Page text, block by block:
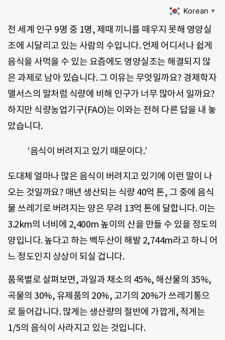
Korean ▼
전 세계 인구 9명 중 1명, 제때 끼니를 떼우지 못해 영양실
조에 시달리고 있는 사람의 수입니다. 언제 어디서나 쉽게
음식을 사먹을 수 있는 요즘에도 영양실조는 해결되지 않
은 과제로 남아 있습니다. 그 이유는 무엇일까요? 경제학자
맬서스의 말처럼 식량에 비해 인구가 너무 많아서 일까요?
하지만 식량농업기구(FAO)는 이와는 전혀 다른 답을 내 놓
았습니다.
‘음식이 버려지고 있기 때문이다.’
도대체 얼마나 많은 음식이 버려지고 있기에 이런 말이 나
오는 것일까요? 매년 생산되는 식량 40억 톤, 그 중에 음식
물 쓰레기로 버려지는 양은 무려 13억 톤에 달합니다. 이는
3.2km의 너비에 2,400m 높이의 산을 만들 수 있을 정도의
양입니다. 높다고 하는 백두산이 해발 2,744m라고 하니 어
느 정도인지 상상이 되실 겁니다.
품목별로 살펴보면, 과일과 채소의 45%, 해산물의 35%,
곡물의 30%, 유제품의 20%, 고기의 20%가 쓰레기통으
로 들어갑니다. 많게는 생산량의 절반에 가깝게, 적게는
1/5의 음식이 사라지고 있는 것입니다.